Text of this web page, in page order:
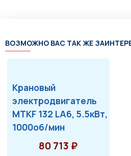
ВОЗМОЖНО ВАС ТАК ЖЕ
Крановый
электродвигатель
MTKF 132 LA6, 5.5кВт,
1000об/мин
80 713 ₽